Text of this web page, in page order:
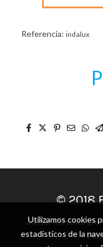
Referencia: indalux
© 2018
Avda. Rosalía
Utilizamos cookies
estadísticos de la